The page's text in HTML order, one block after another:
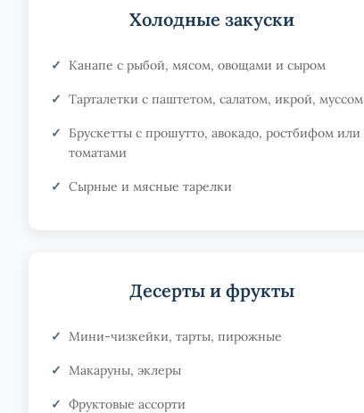
Холодные закуски
Канапе с рыбой, мясом, овощами и сыром
Тарталетки с паштетом, салатом, икрой, муссом
Брускетты с прошутто, авокадо, ростбифом или
томатами
Сырные и мясные тарелки
Десерты и фрукты
Мини-чизкейки, тарты, пирожные
Макаруны, эклеры
Фруктовые ассорти